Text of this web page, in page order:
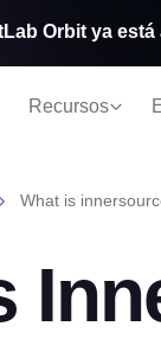
Recursos
Orbit ya
What is